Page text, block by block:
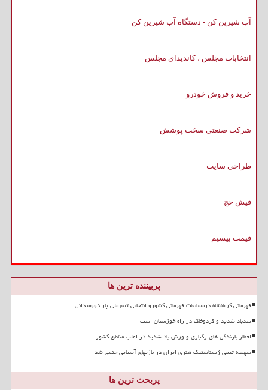
آب شیرین کن - دستگاه آب شیرین کن
انتخابات مجلس ، کاندیدای مجلس
خرید و فروش خودرو
شرکت صنعتی سخت پوشش
طراحی سایت
فیش حج
قیمت بیسیم
پربیننده ترین ها
قهرمانی کرمانشاه درمسابقات قهرمانی کشورو انتخابی تیم ملی پارادوومیدانی
تندباد شدید و گردوخاک در راه خوزستان است
اخطار بارندگی های رگباری و وزش باد شدید در اغلب مناطق کشور
سهمیه تیمی ژیمناستیک هنری ایران در بازیهای آسیایی حتمی شد
پربحث ترین ها